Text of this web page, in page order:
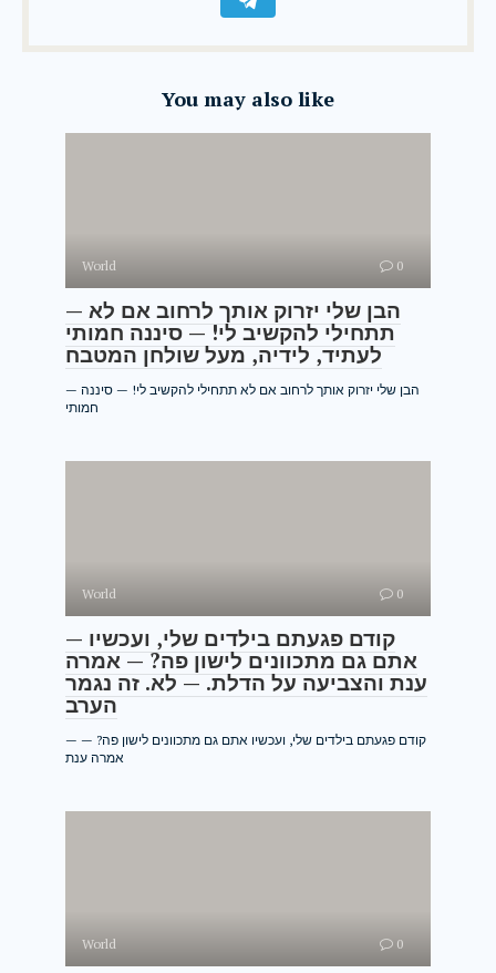
You may also like
World 0
— הבן שלי יזרוק אותך לרחוב אם לא
תתחילי להקשיב לי! — סיננה חמותי
לעתיד, לידיה, מעל שולחן המטבח
— הבן שלי יזרוק אותך לרחוב אם לא תתחילי להקשיב לי! — סיננה
חמותי
World 0
— קודם פגעתם בילדים שלי, ועכשיו
אתם גם מתכוונים לישון פה? — אמרה
ענת והצביעה על הדלת. — לא. זה נגמר
הערב
— קודם פגעתם בילדים שלי, ועכשיו אתם גם מתכוונים לישון פה? —
אמרה ענת
World 0